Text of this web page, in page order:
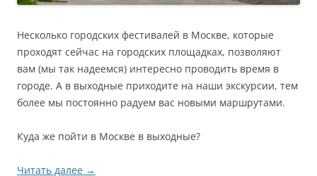
Несколько городских фестивалей в Москве, которые
проходят сейчас на городских площадках, позволяют
вам (мы так надеемся) интересно проводить время в
городе. А в выходные приходите на наши экскурсии, тем
более мы постоянно радуем вас новыми маршрутами.
Куда же пойти в Москве в выходные?
Читать далее →